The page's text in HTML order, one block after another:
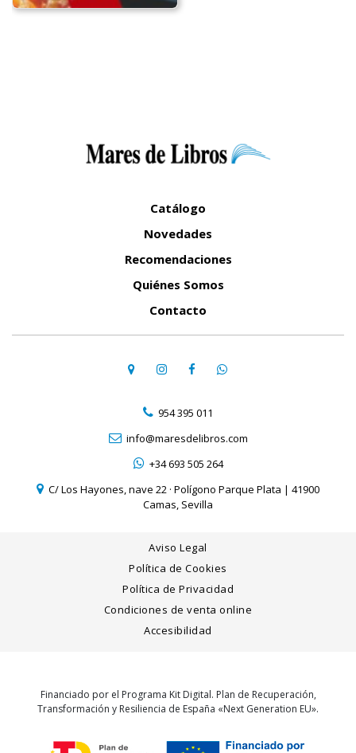
Catálogo
Novedades
Recomendaciones
Quiénes Somos
Contacto
954 395 011
info@maresdelibros.com
+34 693 505 264
C/ Los Hayones, nave 22 · Polígono Parque Plata | 41900
Camas, Sevilla
Aviso Legal
Política de Cookies
Política de Privacidad
Condiciones de venta online
Accesibilidad
Financiado por el Programa Kit Digital. Plan de Recuperación,
Transformación y Resiliencia de España «Next Generation EU».